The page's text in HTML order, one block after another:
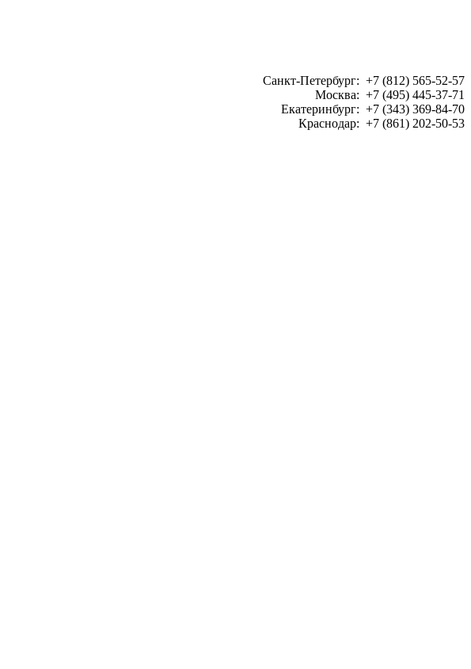
Санкт-Петербург: +7 (812) 565-52-57
Москва: +7 (495) 445-37-71
Екатеринбург: +7 (343) 369-84-70
Краснодар: +7 (861) 202-50-53